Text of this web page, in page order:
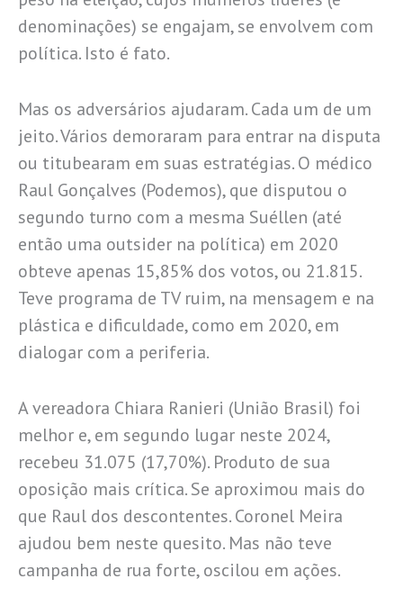
denominações) se engajam, se envolvem com
política. Isto é fato.
Mas os adversários ajudaram. Cada um de um
jeito. Vários demoraram para entrar na disputa
ou titubearam em suas estratégias. O médico
Raul Gonçalves (Podemos), que disputou o
segundo turno com a mesma Suéllen (até
então uma outsider na política) em 2020
obteve apenas 15,85% dos votos, ou 21.815.
Teve programa de TV ruim, na mensagem e na
plástica e dificuldade, como em 2020, em
dialogar com a periferia.
A vereadora Chiara Ranieri (União Brasil) foi
melhor e, em segundo lugar neste 2024,
recebeu 31.075 (17,70%). Produto de sua
oposição mais crítica. Se aproximou mais do
que Raul dos descontentes. Coronel Meira
ajudou bem neste quesito. Mas não teve
campanha de rua forte, oscilou em ações.